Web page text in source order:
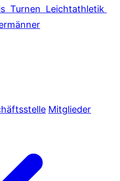
Turnen Leichtathletik
Mitglieder